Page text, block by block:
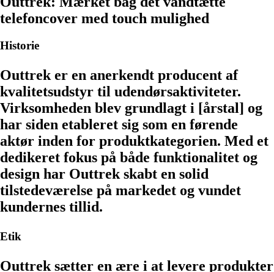
telefoncover med touch mulighed
Historie
Outtrek er en anerkendt producent af
kvalitetsudstyr til udendørsaktiviteter.
Virksomheden blev grundlagt i [årstal] og
har siden etableret sig som en førende
aktør inden for produktkategorien. Med et
dedikeret fokus på både funktionalitet og
design har Outtrek skabt en solid
tilstedeværelse på markedet og vundet
kundernes tillid.
Etik
Outtrek sætter en ære i at levere produkter